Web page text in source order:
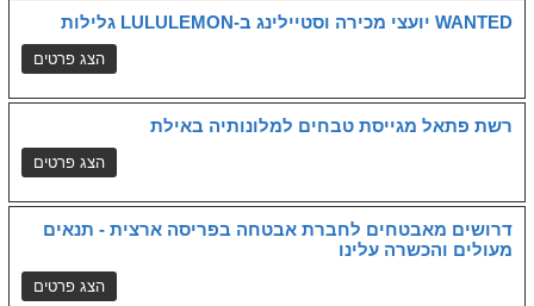
WANTED יועצי מכירה וסטיילינג ב-LULULEMON גלילות
רשת פתאל מגייסת טבחים למלונותיה באילת
דרושים מאבטחים לחברת אבטחה בפריסה ארצית - תנאים
מעולים והכשרה עלינו